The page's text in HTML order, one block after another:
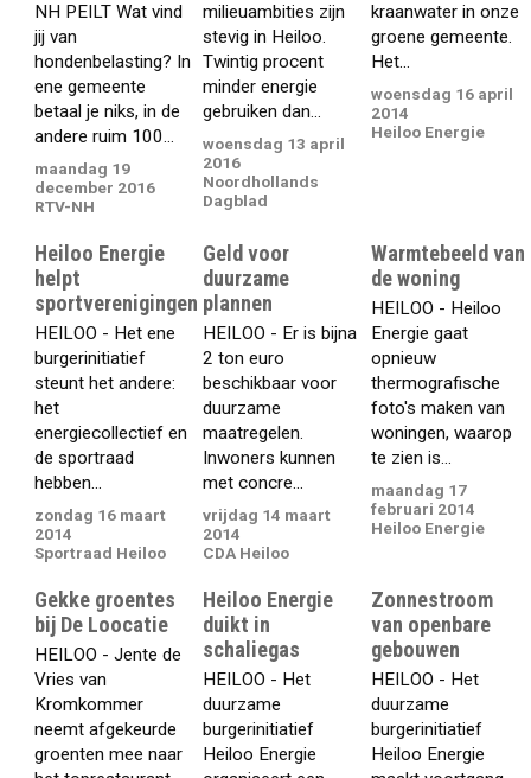
NH PEILT Wat vind
jij van
hondenbelasting? In
ene gemeente
betaal je niks, in de
andere ruim 100...
maandag 19
december 2016
RTV-NH
milieuambities zijn
stevig in Heiloo.
Twintig procent
minder energie
gebruiken dan...
woensdag 13 april
2016
Noordhollands
Dagblad
kraanwater in onze
groene gemeente.
Het...
woensdag 16 april
2014
Heiloo Energie
Heiloo Energie
helpt
sportverenigingen
HEILOO - Het ene
burgerinitiatief
steunt het andere:
het
energiecollectief en
de sportraad
hebben...
zondag 16 maart
2014
Sportraad Heiloo
Geld voor
duurzame
plannen
HEILOO - Er is bijna
2 ton euro
beschikbaar voor
duurzame
maatregelen.
Inwoners kunnen
met concre...
vrijdag 14 maart
2014
CDA Heiloo
Warmtebeeld van
de woning
HEILOO - Heiloo
Energie gaat
opnieuw
thermografische
foto's maken van
woningen, waarop
te zien is...
maandag 17
februari 2014
Heiloo Energie
Gekke groentes
bij De Loocatie
HEILOO - Jente de
Vries van
Kromkommer
neemt afgekeurde
groenten mee naar
Heiloo Energie
duikt in
schaliegas
HEILOO - Het
duurzame
burgerinitiatief
Heiloo Energie
Zonnestroom
van openbare
gebouwen
HEILOO - Het
duurzame
burgerinitiatief
Heiloo Energie